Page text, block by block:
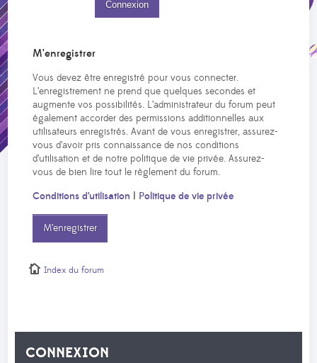
M’enregistrer
Vous devez être enregistré pour vous connecter.
L’enregistrement ne prend que quelques secondes et
augmente vos possibilités. L’administrateur du forum peut
également accorder des permissions additionnelles aux
utilisateurs enregistrés. Avant de vous enregistrer, assurez-
vous d’avoir pris connaissance de nos conditions
d’utilisation et de notre politique de vie privée. Assurez-
vous de bien lire tout le règlement du forum.
Conditions d’utilisation | Politique de vie privée
M’enregistrer
Index du forum
CONNEXION